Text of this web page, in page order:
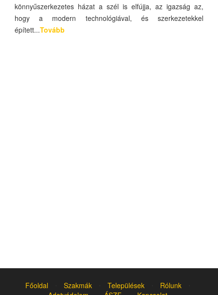
könnyűszerkezetes házat a szél is elfújja, az igazság az,
hogy a modern technológiával, és szerkezetekkel
épített...Tovább
Főoldal Szakmák Települések Rólunk